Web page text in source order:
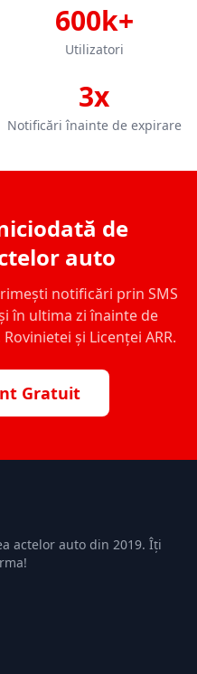
600k+
Utilizatori
3x
Notificări înainte de expirare
de
auto
notificări prin SMS
în ultima zi înainte de
și Licenței ARR.
Gratuit
actelor auto din 2019. Îți